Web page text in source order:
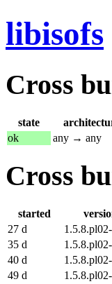
libisofs
Cross
state
ok
any → any
Cross
started
27 d
35 d
40 d
49 d